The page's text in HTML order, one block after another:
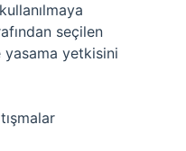
seçilen
yetkisini